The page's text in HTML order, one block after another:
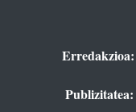
Erredakzioa:
Publizitatea: